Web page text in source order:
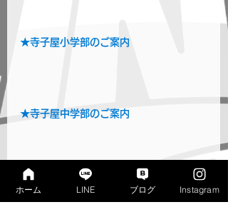
★寺子屋小学部のご案内
★寺子屋中学部のご案内
★現在の入塾受付状況はこちら
ホーム LINE ブログ Instagram